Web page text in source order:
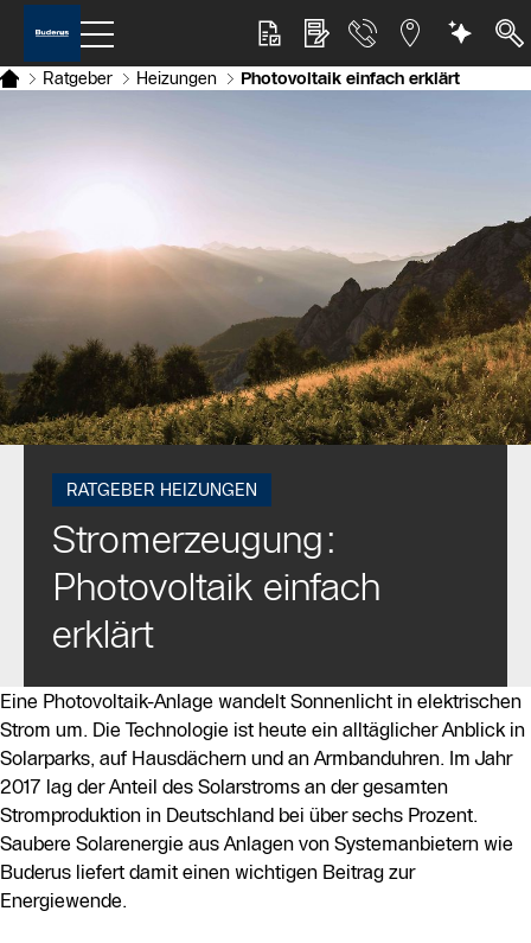
Ratgeber Heizungen Photovoltaik einfach erklärt
RATGEBER HEIZUNGEN
Stromerzeugung:
Photovoltaik einfach
erklärt
Eine Photovoltaik-Anlage wandelt Sonnenlicht in elektrischen
Strom um. Die Technologie ist heute ein alltäglicher Anblick in
Solarparks, auf Hausdächern und an Armbanduhren. Im Jahr
2017 lag der Anteil des Solarstroms an der gesamten
Stromproduktion in Deutschland bei über sechs Prozent.
Saubere Solarenergie aus Anlagen von Systemanbietern wie
Buderus liefert damit einen wichtigen Beitrag zur
Energiewende.